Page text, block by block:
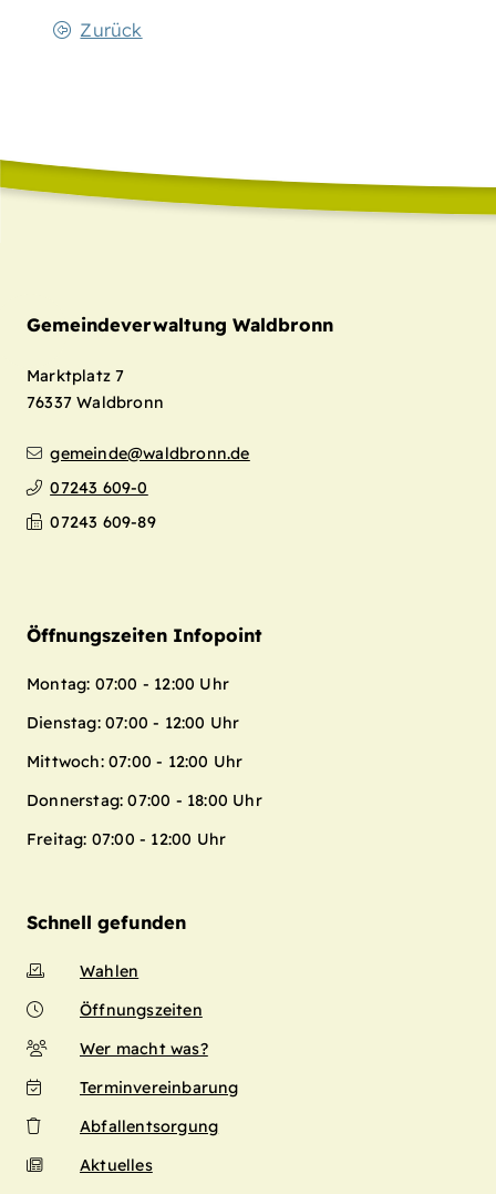
Zurück
Gemeindeverwaltung Waldbronn
Marktplatz 7
76337 Waldbronn
gemeinde@waldbronn.de
07243 609-0
07243 609-89
Öffnungszeiten Infopoint
Montag: 07:00 - 12:00 Uhr
Dienstag: 07:00 - 12:00 Uhr
Mittwoch: 07:00 - 12:00 Uhr
Donnerstag: 07:00 - 18:00 Uhr
Freitag: 07:00 - 12:00 Uhr
Schnell gefunden
Wahlen
Öffnungszeiten
Wer macht was?
Terminvereinbarung
Abfallentsorgung
Aktuelles